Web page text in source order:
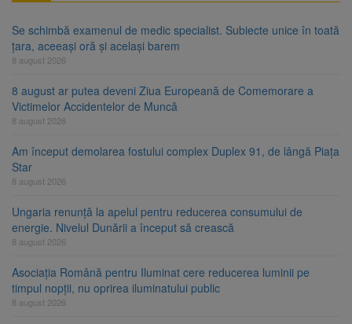
Se schimbă examenul de medic specialist. Subiecte unice în toată
țara, aceeași oră și același barem
8 august 2026
8 august ar putea deveni Ziua Europeană de Comemorare a
Victimelor Accidentelor de Muncă
8 august 2026
Am început demolarea fostului complex Duplex 91, de lângă Piața
Star
8 august 2026
Ungaria renunță la apelul pentru reducerea consumului de
energie. Nivelul Dunării a început să crească
8 august 2026
Asociația Română pentru Iluminat cere reducerea luminii pe
timpul nopții, nu oprirea iluminatului public
8 august 2026